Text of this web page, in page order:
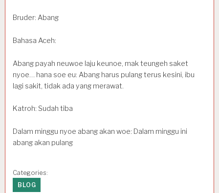
Bruder: Abang
Bahasa Aceh:
Abang payah neuwoe laju keunoe, mak teungeh saket
nyoe… hana soe eu: Abang harus pulang terus kesini, ibu
lagi sakit, tidak ada yang merawat.
Katroh: Sudah tiba
Dalam minggu nyoe abang akan woe: Dalam minggu ini
abang akan pulang
Categories:
BLOG